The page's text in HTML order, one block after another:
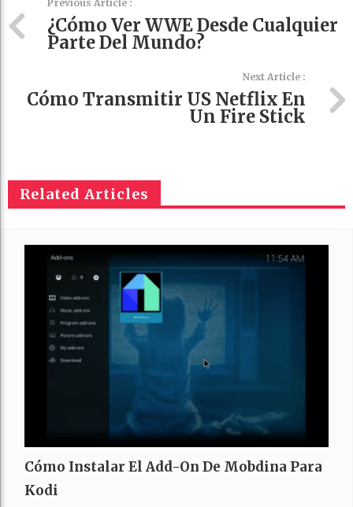
Previous Article :
¿Cómo Ver WWE Desde Cualquier
Parte Del Mundo?
Next Article :
Cómo Transmitir US Netflix En
Un Fire Stick
Related Articles
Cómo Instalar El Add-On De Mobdina Para
Kodi